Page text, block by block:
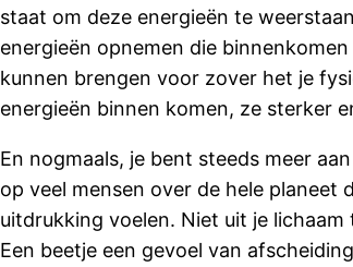
staat om deze energieën te
energieën opnemen die
kunnen brengen voor zover het je
energieën binnen komen, ze sterker
En nogmaals, je bent steeds meer
op veel mensen over de hele planeet
uitdrukking voelen. Niet uit je
Een beetje een gevoel van